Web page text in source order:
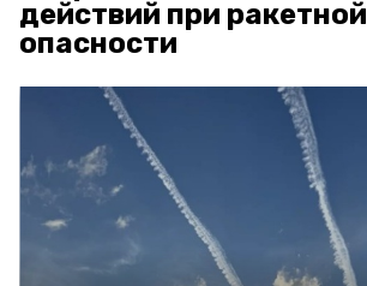
действий при ракетной
опасности